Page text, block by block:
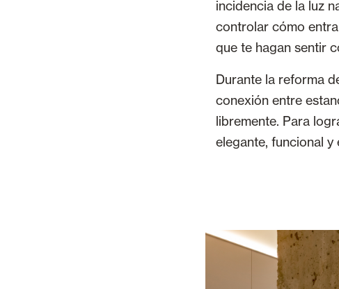
incidencia de la luz
controlar cómo
que te hagan sentir
Durante la reforma
conexión entre
libremente. Para
elegante, funcional